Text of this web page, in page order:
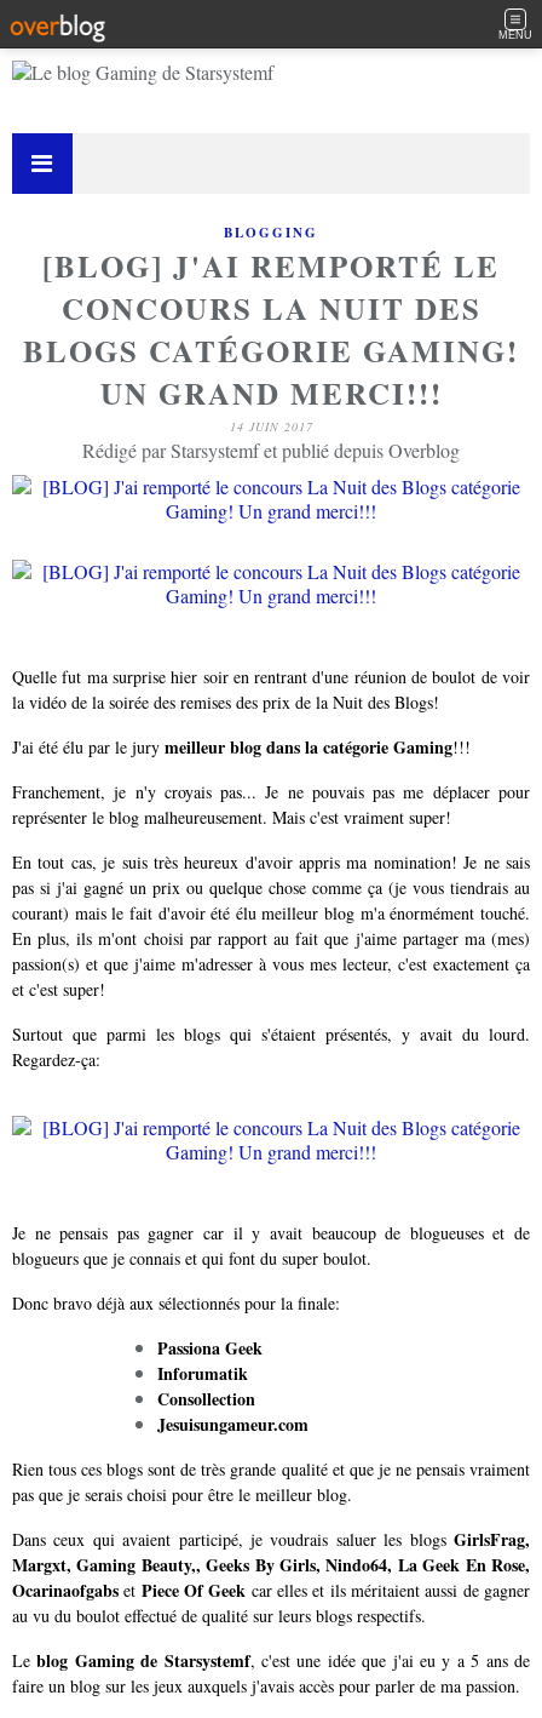
MENU
BLOGGING
[BLOG] J'AI REMPORTÉ LE
CONCOURS LA NUIT DES
BLOGS CATÉGORIE GAMING!
UN GRAND MERCI!!!
14 JUIN 2017
Rédigé par Starsystemf et publié depuis Overblog
Quelle fut ma surprise hier soir en rentrant d'une réunion de boulot de voir
la vidéo de la soirée des remises des prix de la Nuit des Blogs!
J'ai été élu par le jury meilleur blog dans la catégorie Gaming!!!
Franchement, je n'y croyais pas... Je ne pouvais pas me déplacer pour
représenter le blog malheureusement. Mais c'est vraiment super!
En tout cas, je suis très heureux d'avoir appris ma nomination! Je ne sais
pas si j'ai gagné un prix ou quelque chose comme ça (je vous tiendrais au
courant) mais le fait d'avoir été élu meilleur blog m'a énormément touché.
En plus, ils m'ont choisi par rapport au fait que j'aime partager ma (mes)
passion(s) et que j'aime m'adresser à vous mes lecteur, c'est exactement ça
et c'est super!
Surtout que parmi les blogs qui s'étaient présentés, y avait du lourd.
Regardez-ça:
Je ne pensais pas gagner car il y avait beaucoup de blogueuses et de
blogueurs que je connais et qui font du super boulot.
Donc bravo déjà aux sélectionnés pour la finale:
Passiona Geek
Inforumatik
Consollection
Jesuisungameur.com
Rien tous ces blogs sont de très grande qualité et que je ne pensais vraiment
pas que je serais choisi pour être le meilleur blog.
Dans ceux qui avaient participé, je voudrais saluer les blogsGirlsFrag,
Margxt, Gaming Beauty,, Geeks By Girls, Nindo64, La Geek En Rose,
Ocarinaofgabs et Piece Of Geek car elles et ils méritaient aussi de gagner
au vu du boulot effectué de qualité sur leurs blogs respectifs.
Leblog Gaming de Starsystemf, c'est une idée que j'ai eu y a 5 ans de
faire un blog sur les jeux auxquels j'avais accès pour parler de ma passion.